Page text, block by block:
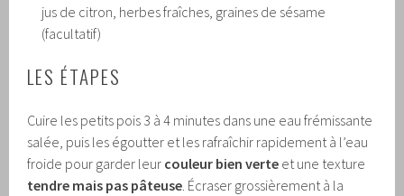
jus de citron, herbes fraîches, graines de sésame
(facultatif)
LES ÉTAPES
Cuire les petits pois 3 à 4 minutes dans une eau frémissante
salée, puis les égoutter et les rafraîchir rapidement à l’eau
froide pour garder leur couleur bien verte et une texture
tendre mais pas pâteuse . Écraser grossièrement à la